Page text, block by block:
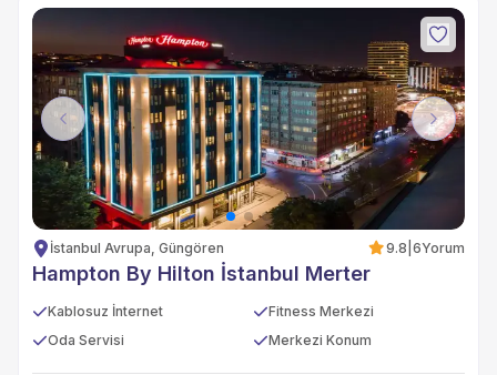
Previous Next
İstanbul Avrupa, Güngören 9.8 6Yorum
Hampton By Hilton İstanbul Merter
Kablosuz İnternet
Fitness Merkezi
Oda Servisi
Merkezi Konum